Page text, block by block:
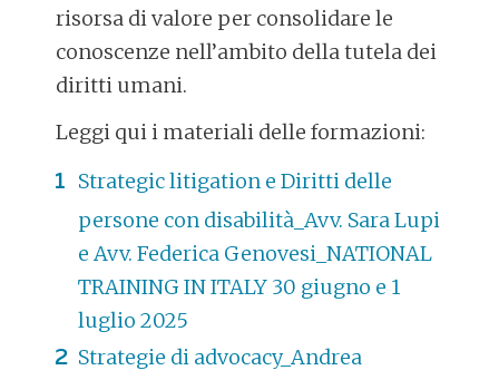
risorsa di valore per consolidare le
conoscenze nell’ambito della tutela dei
diritti umani.
Leggi qui i materiali delle formazioni:
Strategic litigation e Diritti delle
persone con disabilità_Avv. Sara Lupi
e Avv. Federica Genovesi_NATIONAL
TRAINING IN ITALY 30 giugno e 1
luglio 2025
Strategie di advocacy_Andrea